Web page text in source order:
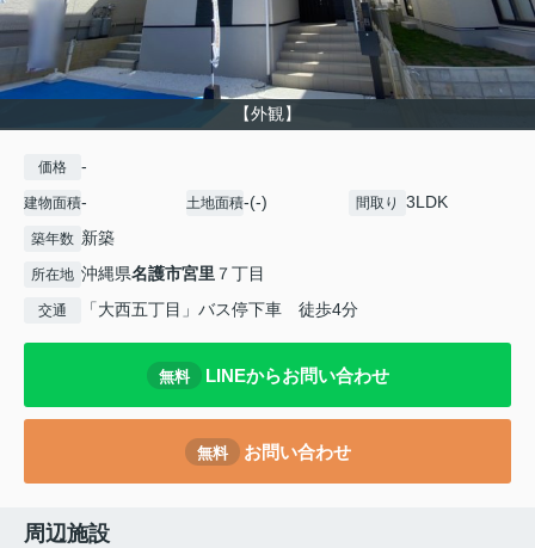
【外観】
価格 -
建物面積- 土地面積-(-) 間取り 3LDK
築年数 新築
所在地 沖縄県名護市宮里 ７丁目
交通 「大西五丁目」バス停下車 徒歩4分
無料 LINEからお問い合わせ
無料 お問い合わせ
周辺施設